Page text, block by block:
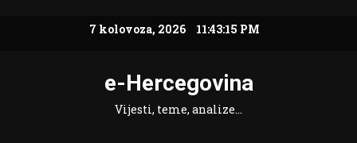
7 kolovoza, 2026 11:43:17 PM
e-Hercegovina
Vijesti, teme, analize…